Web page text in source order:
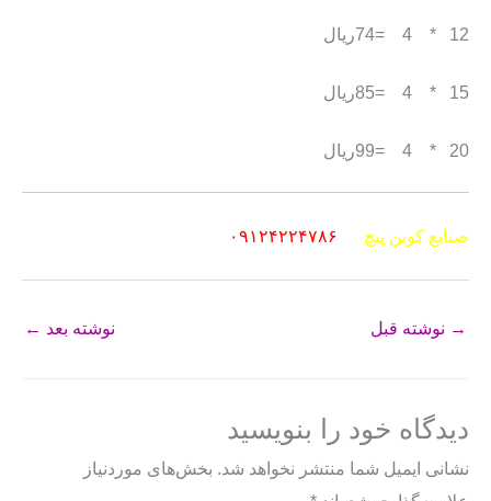
12 * 4 =74ریال
15 * 4 =85ریال
20 * 4 =99ریال
صنایع کوبن پیچ ۰۹۱۲۴۲۲۴۷۸۶
→ نوشته قبل نوشته بعد ←
دیدگاه‌ خود را بنویسید
نشانی ایمیل شما منتشر نخواهد شد. بخش‌های موردنیاز